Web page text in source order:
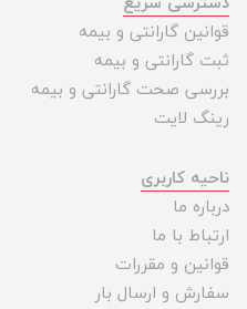
قوانین گارانتی و بیمه
ثبت گارانتی و بیمه
بررسی صحت گارانتی و بیمه
رینگ لایت
ناحیه کاربری
درباره ما
ارتباط با ما
قوانین و مقررات
سفارش و ارسال بار